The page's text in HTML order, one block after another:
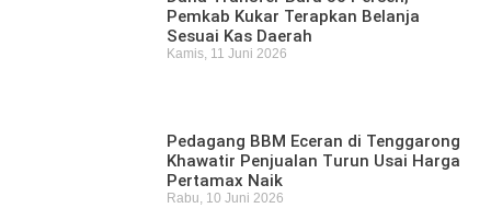
Pemkab Kukar Terapkan Belanja
Sesuai Kas Daerah
Kamis, 11 Juni 2026
Pedagang BBM Eceran di Tenggarong
Khawatir Penjualan Turun Usai Harga
Pertamax Naik
Rabu, 10 Juni 2026